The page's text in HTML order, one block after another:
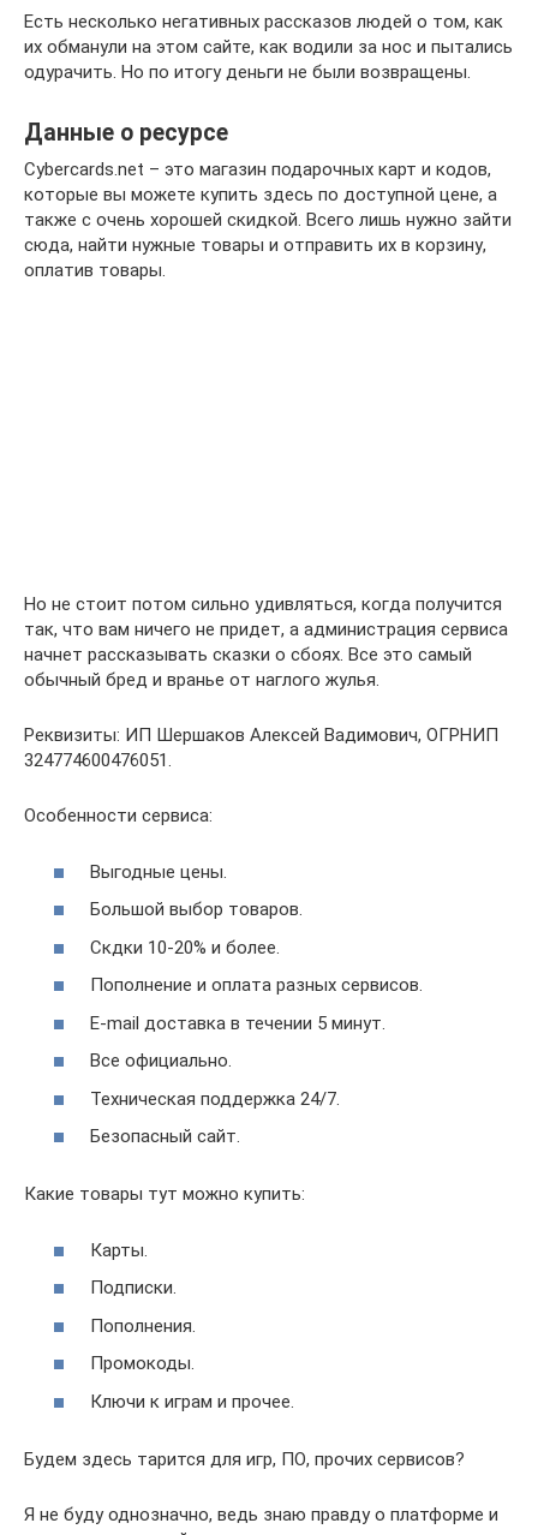
Есть несколько негативных рассказов людей о том, как
их обманули на этом сайте, как водили за нос и пытались
одурачить. Но по итогу деньги не были возвращены.
Данные о ресурсе
Cybercards.net – это магазин подарочных карт и кодов,
которые вы можете купить здесь по доступной цене, а
также с очень хорошей скидкой. Всего лишь нужно зайти
сюда, найти нужные товары и отправить их в корзину,
оплатив товары.
Но не стоит потом сильно удивляться, когда получится
так, что вам ничего не придет, а администрация сервиса
начнет рассказывать сказки о сбоях. Все это самый
обычный бред и вранье от наглого жулья.
Реквизиты: ИП Шершаков Алексей Вадимович, ОГРНИП
324774600476051.
Особенности сервиса:
Выгодные цены.
Большой выбор товаров.
Скдки 10-20% и более.
Пополнение и оплата разных сервисов.
E-mail доставка в течении 5 минут.
Все официально.
Техническая поддержка 24/7.
Безопасный сайт.
Какие товары тут можно купить:
Карты.
Подписки.
Пополнения.
Промокоды.
Ключи к играм и прочее.
Будем здесь тарится для игр, ПО, прочих сервисов?
Я не буду однозначно, ведь знаю правду о платформе и